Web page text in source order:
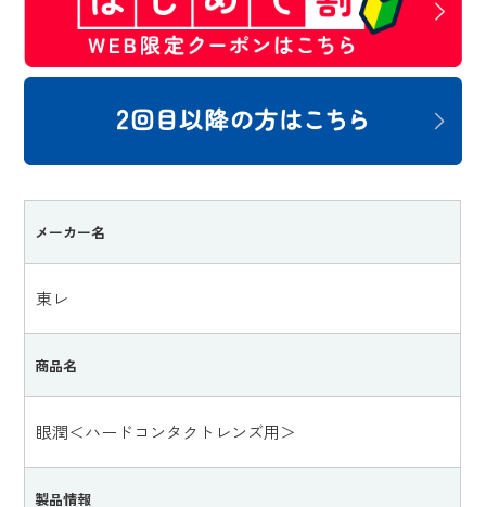
メーカー名
東レ
商品名
眼潤＜ハードコンタクトレンズ用＞
製品情報